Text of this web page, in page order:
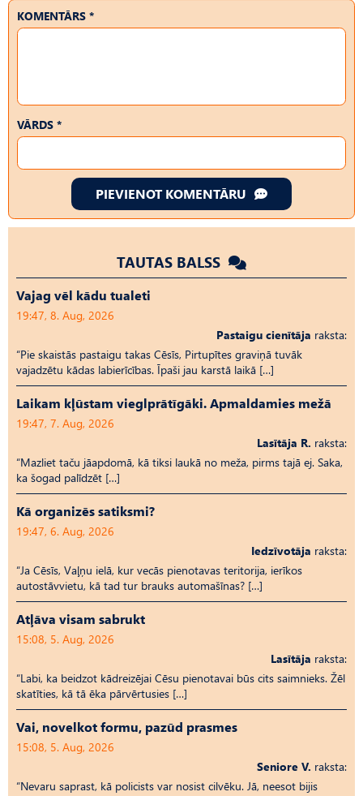
KOMENTĀRS *
VĀRDS *
PIEVIENOT KOMENTĀRU
TAUTAS BALSS
Vajag vēl kādu tualeti
19:47, 8. Aug, 2026
Pastaigu cienītāja raksta:
“Pie skaistās pastaigu takas Cēsīs, Pirtupītes graviņā tuvāk
vajadzētu kādas labierīcības. Īpaši jau karstā laikā […]
Laikam kļūstam vieglprātīgāki. Apmaldamies mežā
19:47, 7. Aug, 2026
Lasītāja R. raksta:
“Mazliet taču jāapdomā, kā tiksi laukā no meža, pirms tajā ej. Saka,
ka šogad palīdzēt […]
Kā organizēs satiksmi?
19:47, 6. Aug, 2026
Iedzīvotāja raksta:
“Ja Cēsīs, Vaļņu ielā, kur vecās pienotavas teritorija, ierīkos
autostāvvietu, kā tad tur brauks automašīnas? […]
Atļāva visam sabrukt
15:08, 5. Aug, 2026
Lasītāja raksta:
“Labi, ka beidzot kādreizējai Cēsu pienotavai būs cits saimnieks. Žēl
skatīties, kā tā ēka pārvērtusies […]
Vai, novelkot formu, pazūd prasmes
15:08, 5. Aug, 2026
Seniore V. raksta:
“Nevaru saprast, kā policists var nosist cilvēku. Jā, neesot bijis